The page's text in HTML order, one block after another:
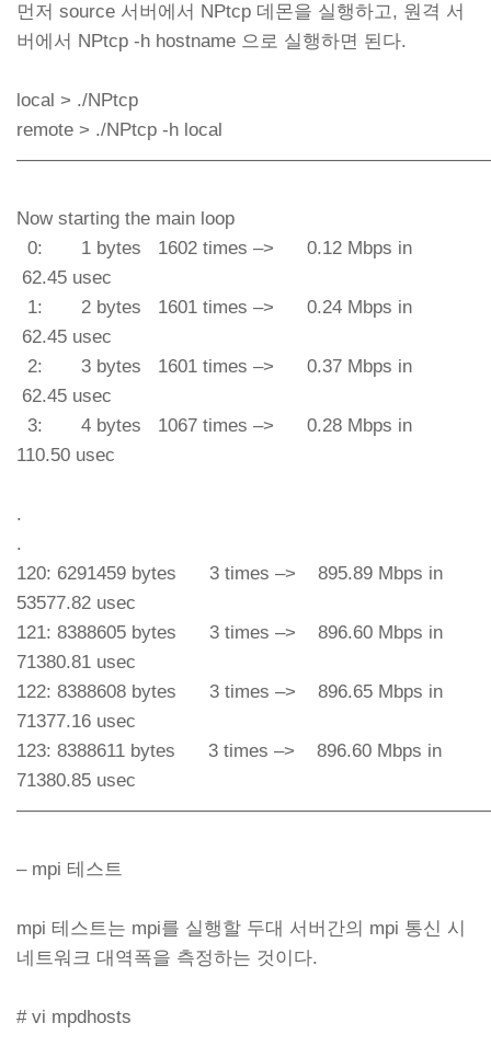
먼저 source 서버에서 NPtcp 데몬을 실행하고, 원격 서
버에서 NPtcp -h hostname 으로 실행하면 된다.
local > ./NPtcp
remote > ./NPtcp -h local
Now starting the main loop
0: 1 bytes 1602 times –> 0.12 Mbps in
62.45 usec
1: 2 bytes 1601 times –> 0.24 Mbps in
62.45 usec
2: 3 bytes 1601 times –> 0.37 Mbps in
62.45 usec
3: 4 bytes 1067 times –> 0.28 Mbps in
110.50 usec
.
.
120: 6291459 bytes 3 times –> 895.89 Mbps in
53577.82 usec
121: 8388605 bytes 3 times –> 896.60 Mbps in
71380.81 usec
122: 8388608 bytes 3 times –> 896.65 Mbps in
71377.16 usec
123: 8388611 bytes 3 times –> 896.60 Mbps in
71380.85 usec
– mpi 테스트
mpi 테스트는 mpi를 실행할 두대 서버간의 mpi 통신 시
네트워크 대역폭을 측정하는 것이다.
# vi mpdhosts